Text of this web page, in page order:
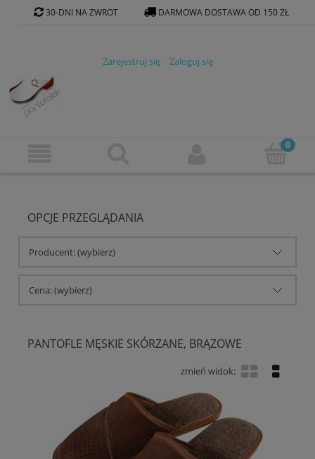
Zarejestruj się Zaloguj się
30-DNI NA ZWROT DARMOWA DOSTAWA OD 150 ZŁ
OPCJE PRZEGLĄDANIA
Producent: (wybierz)
Cena: (wybierz)
PANTOFLE MĘSKIE SKÓRZANE, BRĄZOWE